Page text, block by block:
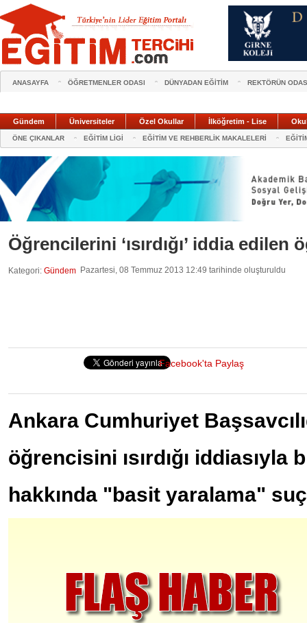
ANASAYFA ÖĞRETMENLER ODASI DÜNYADAN EĞİTİM REKTÖRÜN
Gündem Üniversiteler Özel Okullar İlköğretim - Lise
ÖNE ÇIKANLAR EĞİTİM LİGİ EĞİTİM VE REHBERLİK MAKALELERİ
Öğrencilerini ‘ısırdığı’ iddia edilen
Kategori: Gündem Pazartesi, 08 Temmuz 2013 12:49 tarihinde oluşturuldu
Facebook'ta Paylaş
Ankara Cumhuriyet
öğrencisini ısırdığı iddiasıyla
hakkında "basit yaralama"